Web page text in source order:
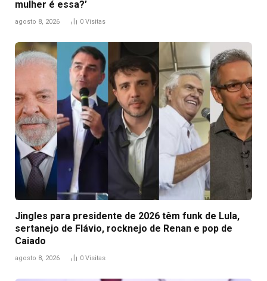
mulher é essa?’
agosto 8, 2026 0 Visitas
Jingles para presidente de 2026 têm funk de Lula,
sertanejo de Flávio, rocknejo de Renan e pop de
Caiado
agosto 8, 2026 0 Visitas